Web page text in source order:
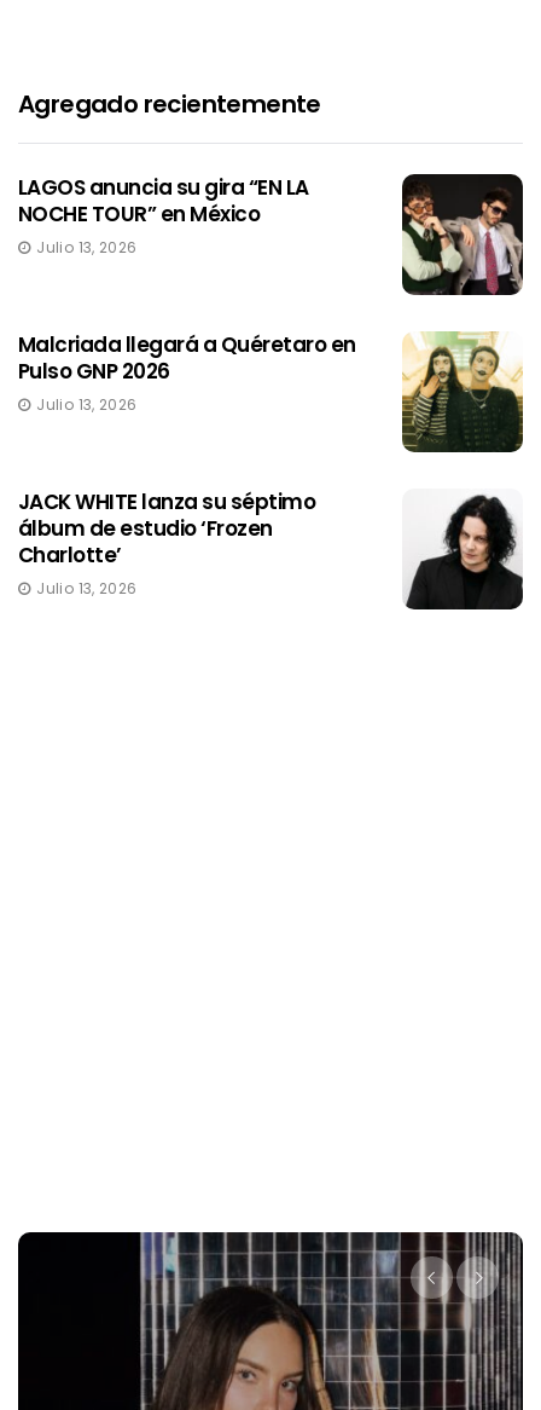
Agregado recientemente
LAGOS anuncia su gira “EN LA
NOCHE TOUR” en México
Julio 13, 2026
Malcriada llegará a Quéretaro en
Pulso GNP 2026
Julio 13, 2026
JACK WHITE lanza su séptimo
álbum de estudio ‘Frozen
Charlotte’
Julio 13, 2026